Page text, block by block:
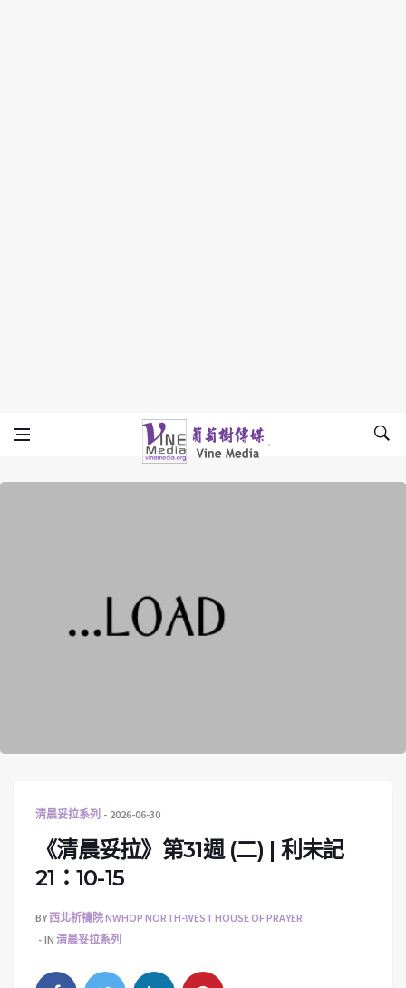
Vine Media
葡萄樹傳媒
清晨妥拉系列 2026-06-30
《清晨妥拉》第31週 (二) | 利未記
21：10-15
BY西北祈禱院 NWHOP NORTH-WEST HOUSE OF PRAYER
IN 清晨妥拉系列